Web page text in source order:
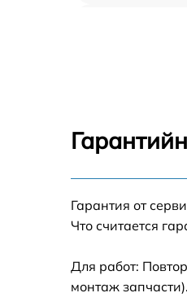
Замена
Гарантия от
Что считается
Для работ:
монтаж запчасти).